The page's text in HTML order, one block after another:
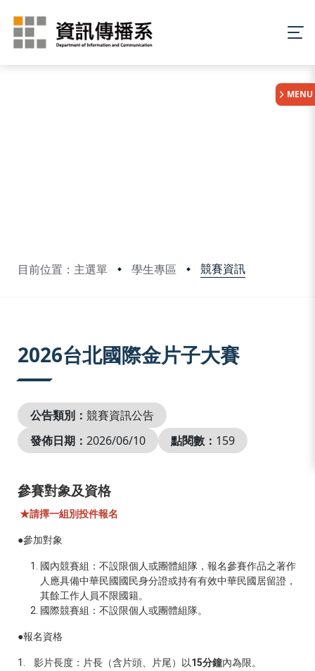
目前位置：主選單 學生專區 競賽資訊
MENU
2026台北國際金片子大賽
公告類別： 競賽資訊公告
發佈日期： 2026/06/10 點閱數： 159
參賽對象及資格
★請擇一組別投件報名
●參加對象
國內競賽組：不設限個人或團體組隊，報名參賽作品之著作
人應具備中華民國國民身分證或持有有效中華民國居留證，
其餘工作人員不限國籍。
國際競賽組：不設限個人或團體組隊。
●報名資格
1. 影片長度：片長（含片頭、片尾）以15分鐘內為限。